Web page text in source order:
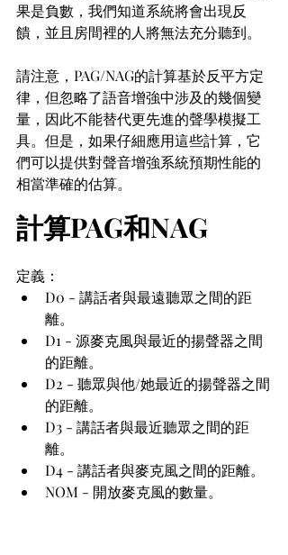
果是負數，我們知道系統將會出現反
饋，並且房間裡的人將無法充分聽到。
請注意，PAG/NAG的計算基於反平方定
律，但忽略了語音增強中涉及的幾個變
量，因此不能替代更先進的聲學模擬工
具。但是，如果仔細應用這些計算，它
們可以提供對聲音增強系統預期性能的
相當準確的估算。
計算PAG和NAG
定義：
D0 - 講話者與最遠聽眾之間的距
離。
D1 - 源麥克風與最近的揚聲器之間
的距離。
D2 - 聽眾與他/她最近的揚聲器之間
的距離。
D3 - 講話者與最近聽眾之間的距
離。
D4 - 講話者與麥克風之間的距離。
NOM - 開放麥克風的數量。